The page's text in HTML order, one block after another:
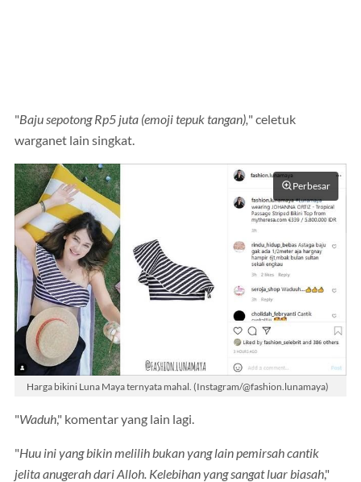
"Baju sepotong Rp5 juta (emoji tepuk tangan)," celetuk
warganet lain singkat.
Perbesar
Harga bikini Luna Maya ternyata mahal. (Instagram/@fashion.lunamaya)
"Waduh," komentar yang lain lagi.
"Huu ini yang bikin melilih bukan yang lain pemirsah cantik
jelita anugerah dari Alloh. Kelebihan yang sangat luar biasah,"